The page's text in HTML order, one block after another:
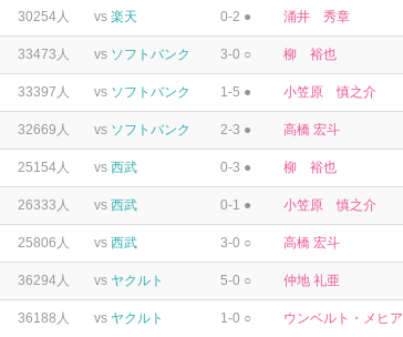
30254人 vs 楽天 0-2 ● 涌井 秀章
33473人 vs ソフトバンク 3-0 ○ 柳 裕也
33397人 vs ソフトバンク 1-5 ● 小笠原 慎之介
32669人 vs ソフトバンク 2-3 ● 高橋 宏斗
25154人 vs 西武 0-3 ● 柳 裕也
26333人 vs 西武 0-1 ● 小笠原 慎之介
25806人 vs 西武 3-0 ○ 高橋 宏斗
36294人 vs ヤクルト 5-0 ○ 仲地 礼亜
36188人 vs ヤクルト 1-0 ○ ウンベルト・メヒア